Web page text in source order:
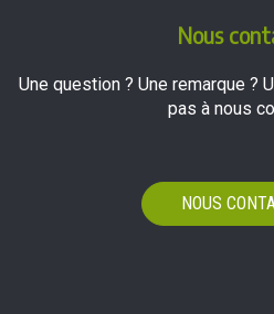
Nous
Une question ? Une remarque ?
pas à nous
NOUS